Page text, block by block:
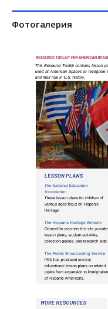
Фотогалерия